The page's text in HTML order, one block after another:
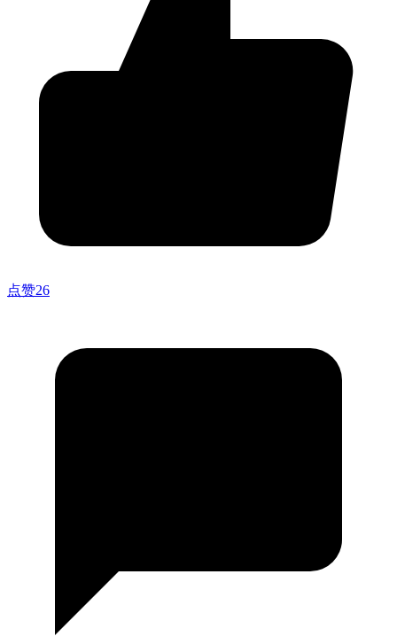
点赞26